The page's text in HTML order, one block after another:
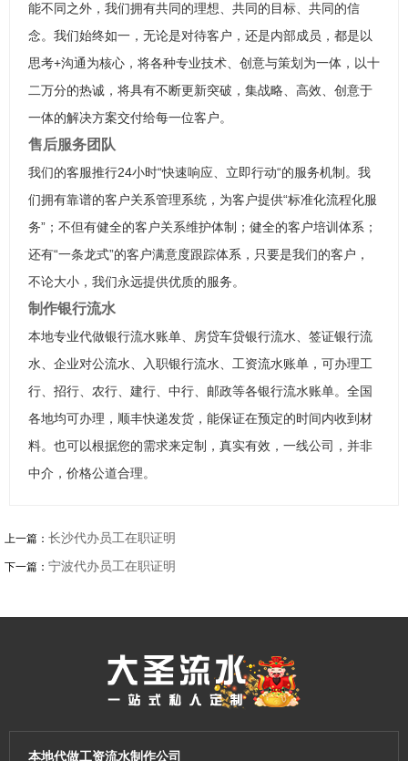
能不同之外，我们拥有共同的理想、共同的目标、共同的信
念。我们始终如一，无论是对待客户，还是内部成员，都是以
思考+沟通为核心，将各种专业技术、创意与策划为一体，以十
二万分的热诚，将具有不断更新突破，集战略、高效、创意于
一体的解决方案交付给每一位客户。
售后服务团队
我们的客服推行24小时“快速响应、立即行动“的服务机制。我
们拥有靠谱的客户关系管理系统，为客户提供“标准化流程化服
务”；不但有健全的客户关系维护体制；健全的客户培训体系；
还有“一条龙式”的客户满意度跟踪体系，只要是我们的客户，
不论大小，我们永远提供优质的服务。
制作银行流水
本地专业代做银行流水账单、房贷车贷银行流水、签证银行流
水、企业对公流水、入职银行流水、工资流水账单，可办理工
行、招行、农行、建行、中行、邮政等各银行流水账单。全国
各地均可办理，顺丰快递发货，能保证在预定的时间内收到材
料。也可以根据您的需求来定制，真实有效，一线公司，并非
中介，价格公道合理。
上一篇： 长沙代办员工在职证明
下一篇： 宁波代办员工在职证明
本地代做工资流水制作公司